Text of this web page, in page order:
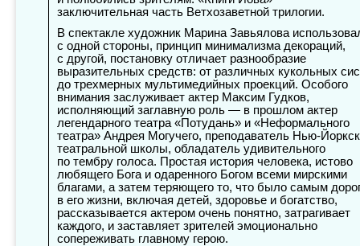
заключительная часть Ветхозаветной трилогии.
В спектакле художник Марина Завьялова
с одной стороны, принцип минимализма декораций,
с другой, постановку отличает разнообразие
выразительных средств: от различных кукольных
до трехмерных мультимедийных проекций. Особого
внимания заслуживает актер Максим Гудков,
исполняющий заглавную роль — в прошлом актер
легендарного театра «Потудань» и «Неформального
театра» Андрея Могучего, преподаватель Нью-
театральной школы, обладатель удивительного
по тембру голоса. Простая история человека, истово
любящего Бога и одаренного Богом всеми мирскими
благами, а затем теряющего то, что было самым
в его жизни, включая детей, здоровье и богатство,
рассказывается актером очень понятно, затрагивает
каждого, и заставляет зрителей эмоционально
сопереживать главному герою.